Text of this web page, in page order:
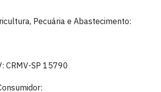
Pecuária e Abastecimento:
CRMV-SP 15790